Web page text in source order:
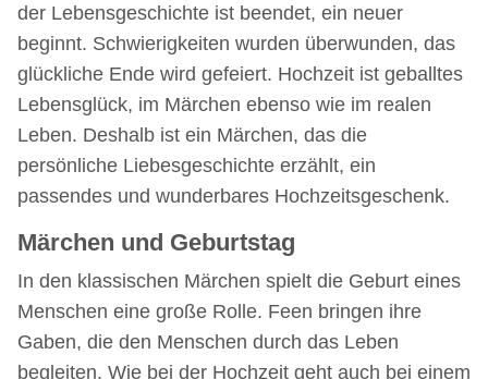
der Lebensgeschichte ist beendet, ein neuer
beginnt. Schwierigkeiten wurden überwunden, das
glückliche Ende wird gefeiert. Hochzeit ist geballtes
Lebensglück, im Märchen ebenso wie im realen
Leben. Deshalb ist ein Märchen, das die
persönliche Liebesgeschichte erzählt, ein
passendes und wunderbares Hochzeitsgeschenk.
Märchen und Geburtstag
In den klassischen Märchen spielt die Geburt eines
Menschen eine große Rolle. Feen bringen ihre
Gaben, die den Menschen durch das Leben
begleiten. Wie bei der Hochzeit geht auch bei einem